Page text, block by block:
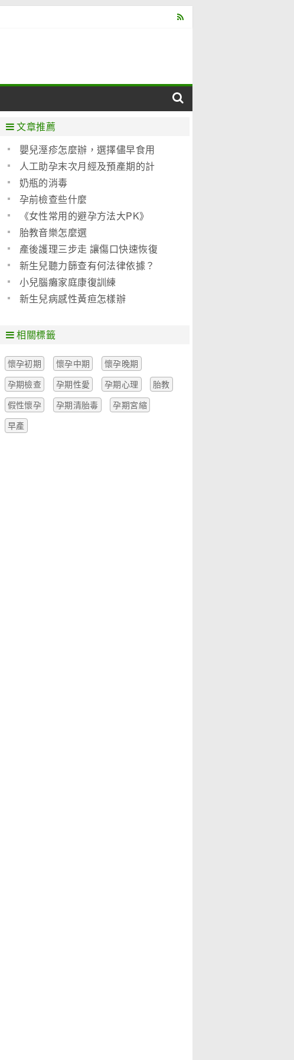
肝病
泌尿科
心血管
文章推薦
嬰兒溼疹怎麼辦，選擇儘早食用
聖 元優博
人工助孕末次月經及預產期的計
算方法
奶瓶的消毒
孕前檢查些什麼
《女性常用的避孕方法大PK》
(圖)胎教音樂怎麼選
產後護理三步走 讓傷口快速恢復
新生兒聽力篩查有何法律依據？
小兒腦癱家庭康復訓練
新生兒病感性黃疸怎樣辦
相關標籤
懷孕初期 懷孕中期
懷孕晚期
孕期檢查
孕期性愛 孕期心理
胎教
假性懷孕
孕期清胎毒
孕期宮縮
早產